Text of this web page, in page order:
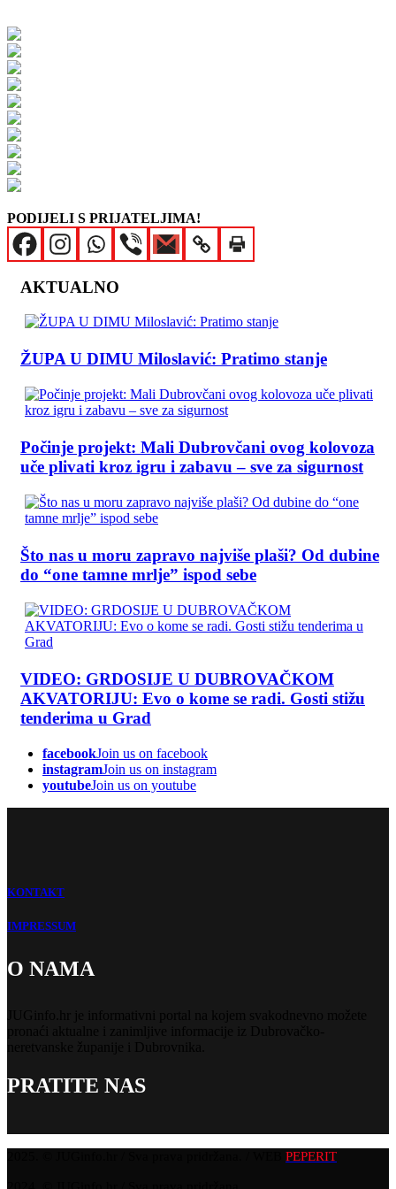
PODIJELI S PRIJATELJIMA!
AKTUALNO
ŽUPA U DIMU Miloslavić: Pratimo stanje
Počinje projekt: Mali Dubrovčani ovog kolovoza
uče plivati kroz igru i zabavu – sve za sigurnost
Što nas u moru zapravo najviše plaši? Od dubine
do “one tamne mrlje” ispod sebe
VIDEO: GRDOSIJE U DUBROVAČKOM
AKVATORIJU: Evo o kome se radi. Gosti stižu
tenderima u Grad
facebookJoin us on facebook
instagramJoin us on instagram
youtubeJoin us on youtube
KONTAKT
IMPRESSUM
O NAMA
PRATITE NAS
PEPERIT